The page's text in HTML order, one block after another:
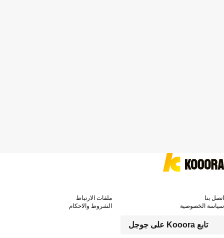
تابع Kooora على جوجل
اتصل بنا
ملفات الارتباط
سياسة الخصوصية
الشروط والاحكام